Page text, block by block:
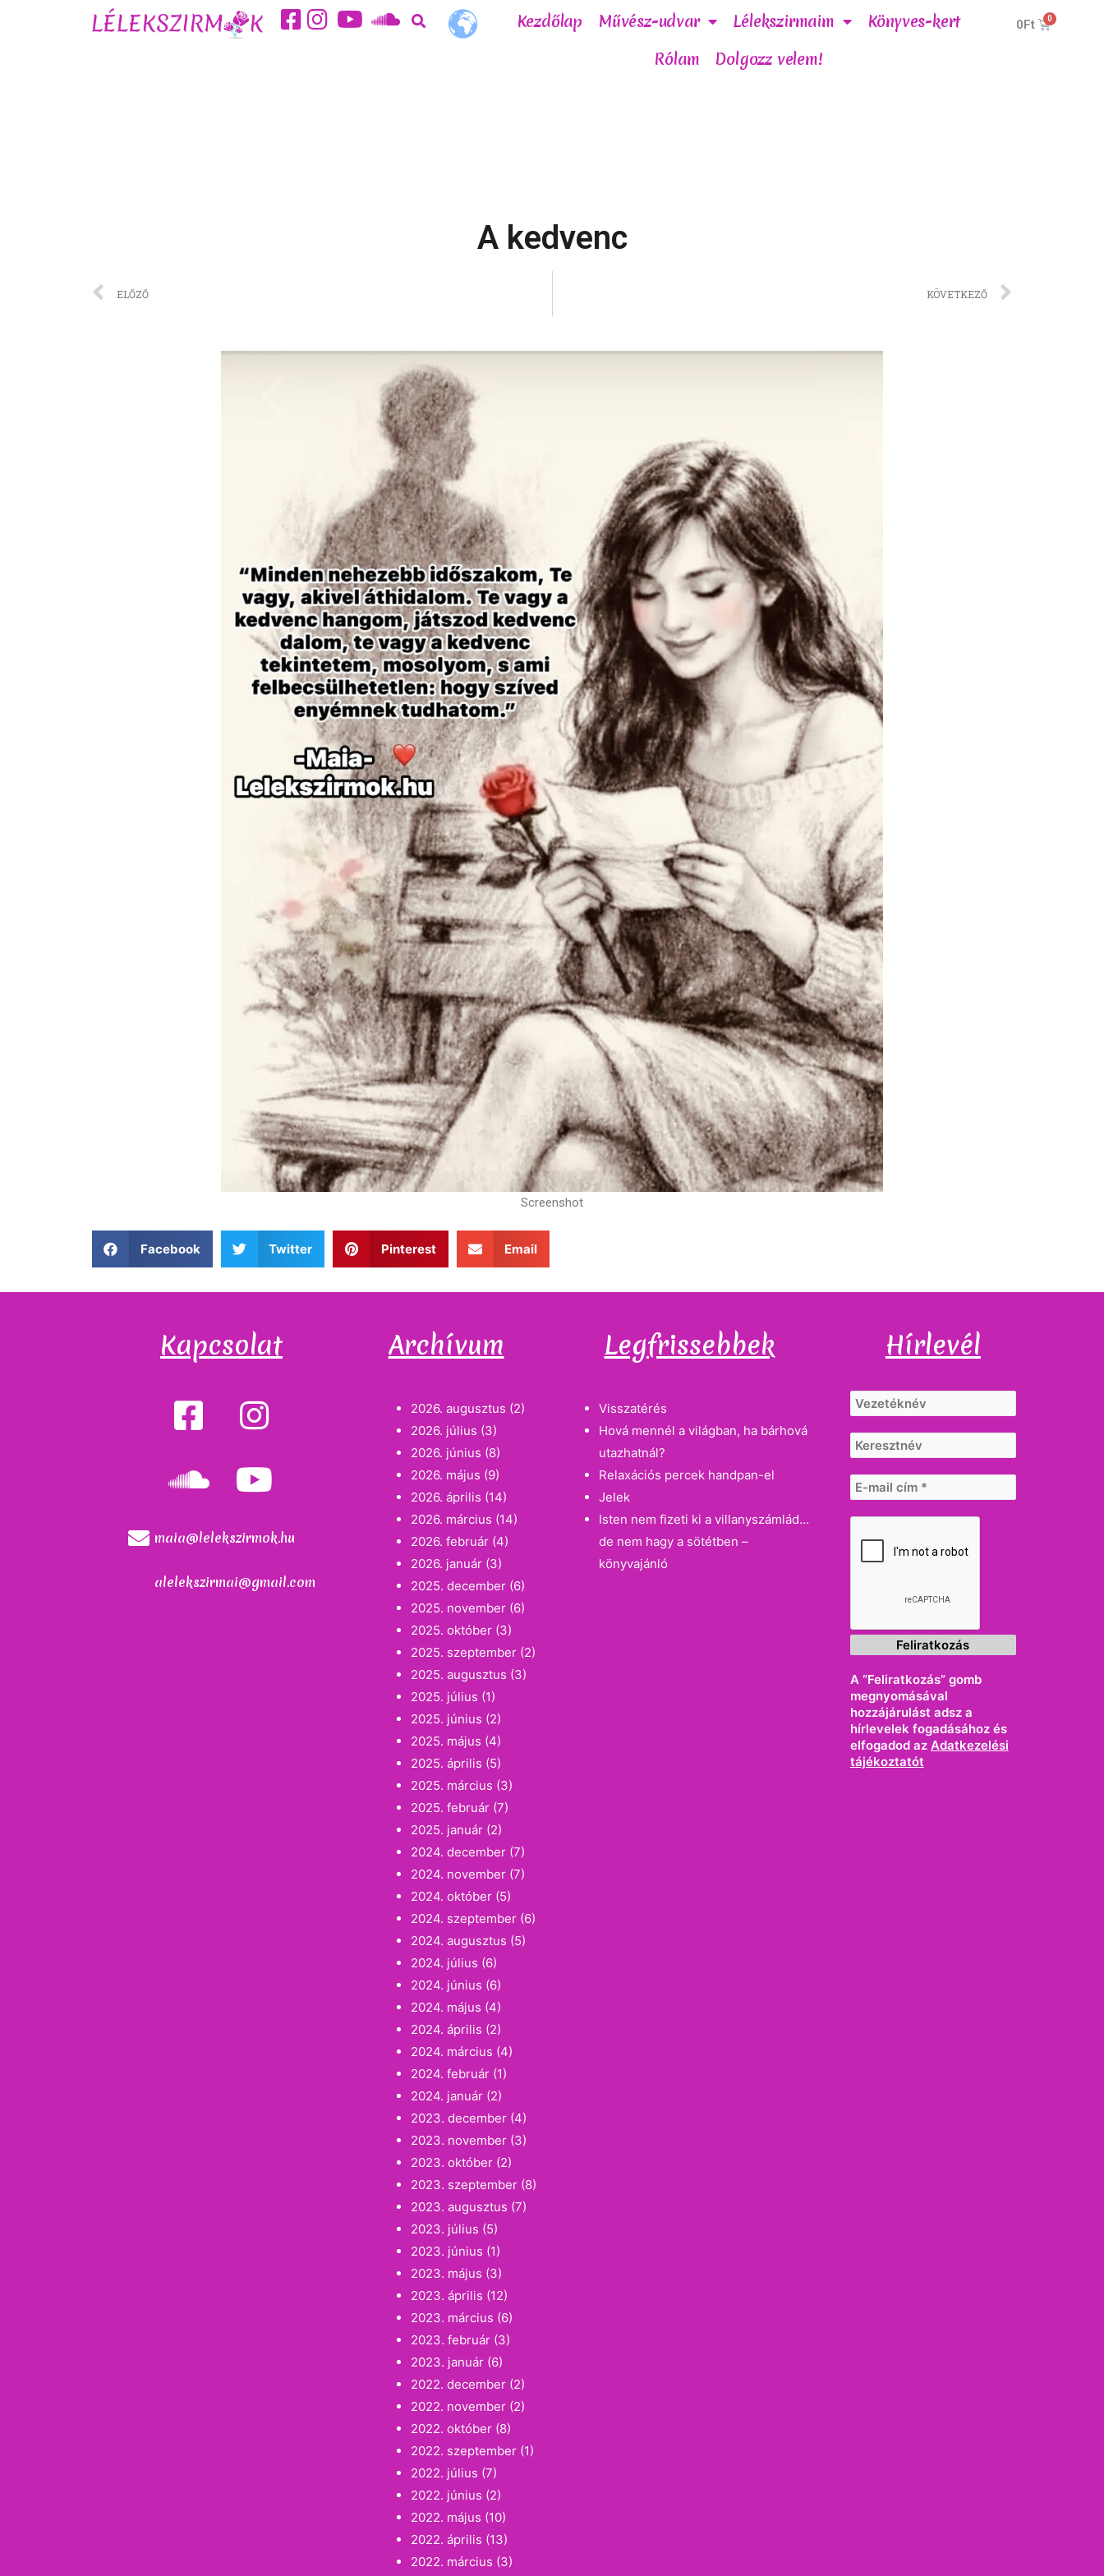
Kezdőlap Művész-udvar Lélekszirmaim
Könyves-kert
Rólam
Dolgozz velem!
0Ft
A kedvenc
ELŐZŐ KÖVETKEZŐ
Screenshot
Facebook Twitter Pinterest Email
Kapcsolat
maia@lelekszirmok.hu
alelekszirmai@gmail.com
Archívum
2026. augusztus (2)
2026. július (3)
2026. június (8)
2026. május (9)
2026. április (14)
2026. március (14)
2026. február (4)
2026. január (3)
2025. december (6)
2025. november (6)
2025. október (3)
2025. szeptember (2)
2025. augusztus (3)
2025. július (1)
2025. június (2)
2025. május (4)
2025. április (5)
2025. március (3)
2025. február (7)
2025. január (2)
2024. december (7)
2024. november (7)
2024. október (5)
2024. szeptember (6)
2024. augusztus (5)
2024. július (6)
2024. június (6)
2024. május (4)
2024. április (2)
2024. március (4)
2024. február (1)
2024. január (2)
2023. december (4)
2023. november (3)
2023. október (2)
2023. szeptember (8)
2023. augusztus (7)
2023. július (5)
2023. június (1)
2023. május (3)
2023. április (12)
2023. március (6)
2023. február (3)
2023. január (6)
2022. december (2)
2022. november (2)
2022. október (8)
2022. szeptember (1)
2022. július (7)
2022. június (2)
2022. május (10)
2022. április (13)
2022. március (3)
Legfrissebbek
Visszatérés
Hová mennél a világban, ha bárhová
utazhatnál?
Relaxációs percek handpan-el
Jelek
Isten nem fizeti ki a villanyszámlád…
de nem hagy a sötétben –
könyvajánló
Hírlevél
A “Feliratkozás” gomb
megnyomásával
hozzájárulást adsz a
hírlevelek fogadásához és
elfogadod az Adatkezelési
tájékoztatót